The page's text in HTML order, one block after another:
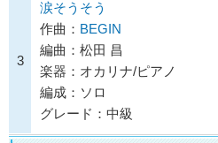
3
涙そうそう
作曲： BEGIN
編曲：松田 昌
楽器：オカリナ/ピアノ
編成：ソロ
グレード：中級